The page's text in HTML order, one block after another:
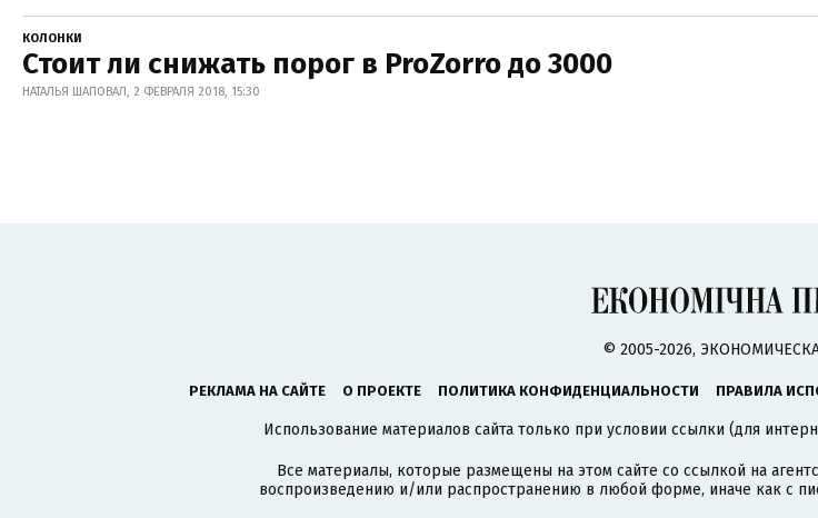
КОЛОНКИ
Стоит ли снижать порог в ProZorro до 3000
НАТАЛЬЯ ШАПОВАЛ, 2 ФЕВРАЛЯ 2018, 15:30
© 2005-2026,
РЕКЛАМА НА САЙТЕ О ПРОЕКТЕ ПОЛИТИКА КОНФИДЕНЦИАЛЬНОСТИ ПРАВИЛА
Использование материалов сайта только при условии ссылки (для
Все материалы, которые размещены на этом сайте со ссылкой на
воспроизведению и/или распространению в любой форме, иначе как с